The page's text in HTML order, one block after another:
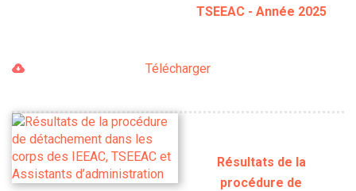
TSEEAC - Année 2025
Télécharger
Résultats de la
procédure de